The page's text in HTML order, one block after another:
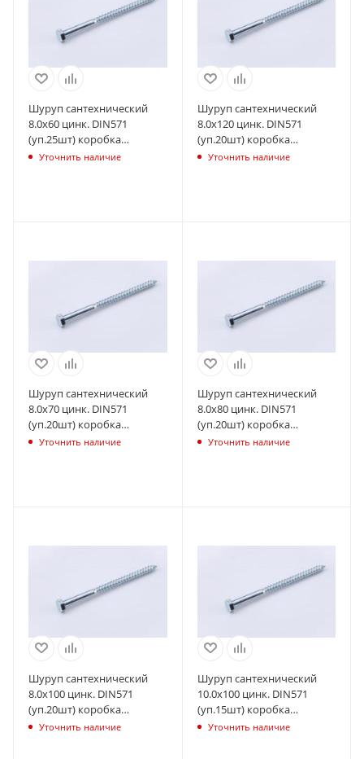
Шуруп сантехнический
8.0х60 цинк. DIN571
(уп.25шт) коробка
СТРОЙМЕТИЗ
Уточнить наличие
Шуруп сантехнический
8.0х120 цинк. DIN571
(уп.20шт) коробка
СТРОЙМЕТИЗ
Уточнить наличие
Шуруп сантехнический
8.0х70 цинк. DIN571
(уп.20шт) коробка
СТРОЙМЕТИЗ
Уточнить наличие
Шуруп сантехнический
8.0х80 цинк. DIN571
(уп.20шт) коробка
СТРОЙМЕТИЗ
Уточнить наличие
Шуруп сантехнический
8.0х100 цинк. DIN571
(уп.20шт) коробка
СТРОЙМЕТИЗ
Уточнить наличие
Шуруп сантехнический
10.0х100 цинк. DIN571
(уп.15шт) коробка
СТРОЙМЕТИЗ
Уточнить наличие